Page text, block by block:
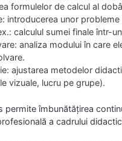
formulelor de calcul al
introducerea unor
calculul sumei finale într-
analiza modului în care
ajustarea metodelor
vizuale, lucru pe grupe).
permite îmbunătățirea
a cadrului